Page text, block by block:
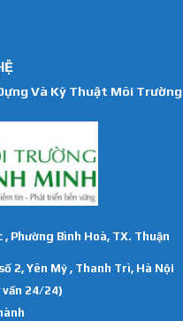
Và Kỹ Thuật Môi Trường
Phường Bình Hoà, TX. Thuận
2, Yên Mỹ , Thanh Trì, Hà Nội
vấn 24/24)